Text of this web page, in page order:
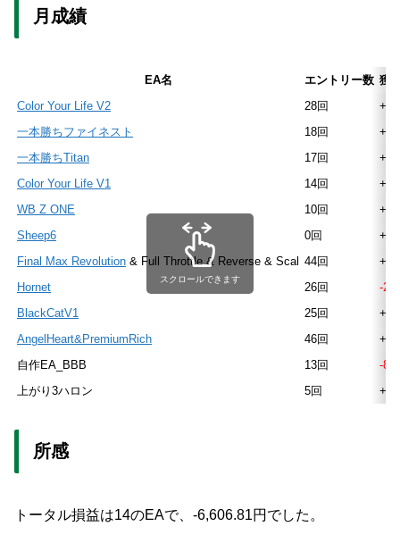
月成績
EA名 エントリー数 獲
Color Your Life V2
28回
+26
一本勝ちファイネスト
18回
一本勝ちTitan
17回
Color Your Life V1
14回
WB Z ONE
10回
Sheep6
0回
+0
Final Max Revolution & Full Throttle & Reverse & Scal 44回
Hornet
26回
-
BlackCatV1
25回
AngelHeart&PremiumRich
46回
自作EA_BBB
13回
-
上がり3ハロン
5回
スクロールできます
所感
トータル損益は14のEAで、 -6,606.81円 でした。